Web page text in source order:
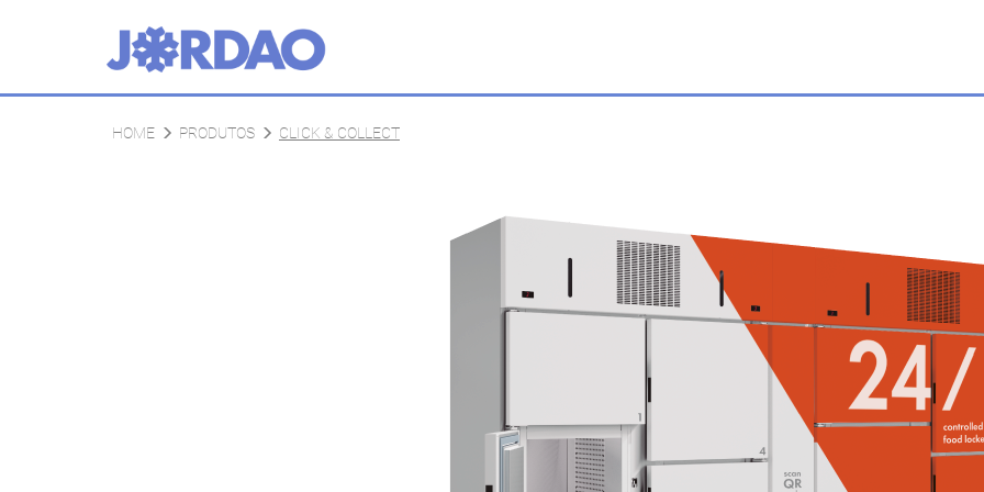
HOME PRODUTOS CLICK & COLLECT